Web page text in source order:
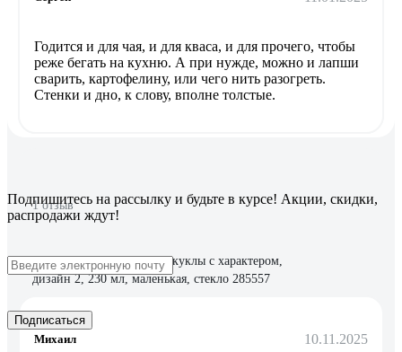
Годится и для чая, и для кваса, и для прочего, чтобы
реже бегать на кухню. А при нужде, можно и лапши
сварить, картофелину, или чего нить разогреть.
Стенки и дно, к слову, вполне толстые.
1 отзыв
Отзыв о Кружка ND Play куклы с характером,
дизайн 2, 230 мл, маленькая, стекло 285557
Михаил 10.11.2025
Подпишитесь на рассылку и будьте в курсе! Акции, скидки,
распродажи ждут!
Подписаться